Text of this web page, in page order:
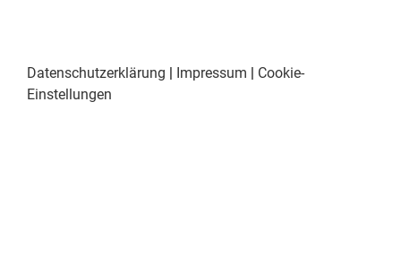
Datenschutzerklärung | Impressum | Cookie-
Einstellungen